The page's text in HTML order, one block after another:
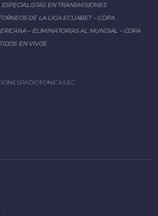
EN TRANSMISIONES
DE LA LIGA ECUABET – COPA
– ELIMINATORIAS AL MUNDIAL – COPA
EN VIVOS